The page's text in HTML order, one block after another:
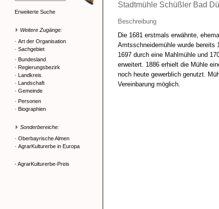
Erweiterte Suche
Weitere Zugänge:
· Art der Organisation
· Sachgebiet
· Bundesland
· Regierungsbezirk
· Landkreis
· Landschaft
· Gemeinde
· Personen
· Biographien
Sonderbereiche:
· Oberbayrische Almen
· AgrarKulturerbe in Europa
- AgrarKulturerbe-Preis
Stadtmühle Schüßler Bad
Beschreibung
Die 1681 erstmals erwähnte,
Amtsschneidemühle wurde bereits
1697 durch eine Mahlmühle und
erweitert. 1886 erhielt die Mühle
noch heute gewerblich genutzt.
Vereinbarung möglich.